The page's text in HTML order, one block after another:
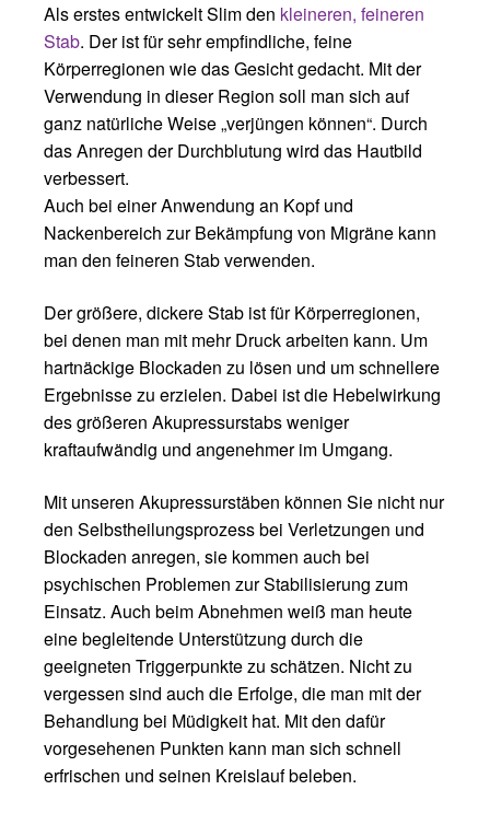
Als erstes entwickelt Slim den kleineren, feineren
Stab. Der ist für sehr empfindliche, feine
Körperregionen wie das Gesicht gedacht. Mit der
Verwendung in dieser Region soll man sich auf
ganz natürliche Weise „verjüngen können“. Durch
das Anregen der Durchblutung wird das Hautbild
verbessert.
Auch bei einer Anwendung an Kopf und
Nackenbereich zur Bekämpfung von Migräne kann
man den feineren Stab verwenden.
Der größere, dickere Stab ist für Körperregionen,
bei denen man mit mehr Druck arbeiten kann. Um
hartnäckige Blockaden zu lösen und um schnellere
Ergebnisse zu erzielen. Dabei ist die Hebelwirkung
des größeren Akupressurstabs weniger
kraftaufwändig und angenehmer im Umgang.
Mit unseren Akupressurstäben können Sie nicht nur
den Selbstheilungsprozess bei Verletzungen und
Blockaden anregen, sie kommen auch bei
psychischen Problemen zur Stabilisierung zum
Einsatz. Auch beim Abnehmen weiß man heute
eine begleitende Unterstützung durch die
geeigneten Triggerpunkte zu schätzen. Nicht zu
vergessen sind auch die Erfolge, die man mit der
Behandlung bei Müdigkeit hat. Mit den dafür
vorgesehenen Punkten kann man sich schnell
erfrischen und seinen Kreislauf beleben.